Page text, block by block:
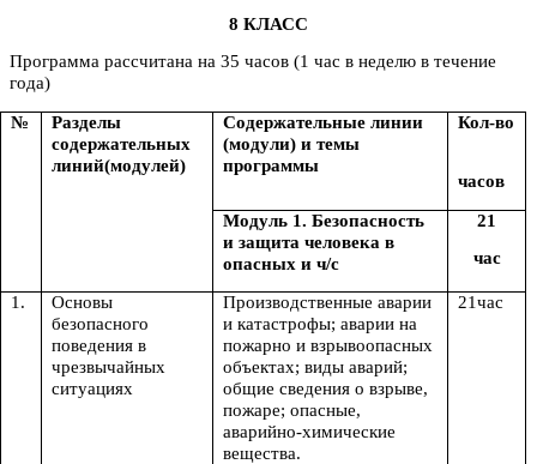
8 КЛАСС
Программа рассчитана на 35 часов (1 час в неделю в течение
года)
№
Разделы
содержательных
линий(модулей)
Содержательные линии
(модули) и темы
программы
Кол-во
часов
Модуль 1. Безопасность
и защита человека в
опасных и ч/с
21
час
1.
Основы
безопасного
поведения в
чрезвычайных
ситуациях
Производственные аварии
и катастрофы; аварии на
пожарно и взрывоопасных
объектах; виды аварий;
общие сведения о взрыве,
пожаре; опасные,
аварийно-химические
вещества.
21час